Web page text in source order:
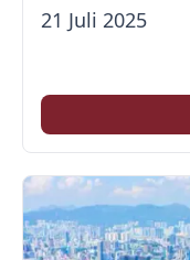
21 Juli 2025